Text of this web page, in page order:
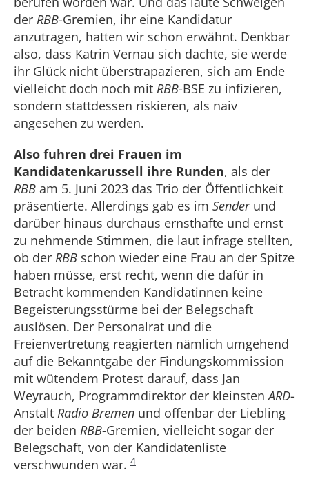
der RBB-Gremien, ihr eine Kandidatur
anzutragen, hatten wir schon erwähnt. Denkbar
also, dass Katrin Vernau sich dachte, sie werde
ihr Glück nicht überstrapazieren, sich am Ende
vielleicht doch noch mit RBB-BSE zu infizieren,
sondern stattdessen riskieren, als naiv
angesehen zu werden.
Also fuhren drei Frauen im
Kandidatenkarussell ihre Runden, als der
RBB am 5. Juni 2023 das Trio der Öffentlichkeit
präsentierte. Allerdings gab es im Senderund
darüber hinaus durchaus ernsthafte und ernst
zu nehmende Stimmen, die laut infrage stellten,
ob der RBB schon wieder eine Frau an der Spitze
haben müsse, erst recht, wenn die dafür in
Betracht kommenden Kandidatinnen keine
Begeisterungsstürme bei der Belegschaft
auslösen. Der Personalrat und die
Freienvertretung reagierten nämlich umgehend
auf die Bekanntgabe der Findungskommission
mit wütendem Protest darauf, dass Jan
Weyrauch, Programmdirektor der kleinstenARD-
Anstalt Radio Bremen und offenbar der Liebling
der beiden RBB-Gremien, vielleicht sogar der
Belegschaft, von der Kandidatenliste
verschwunden war. 4